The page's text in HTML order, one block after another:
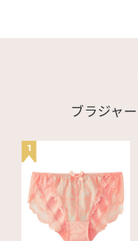
ブラジャー
1